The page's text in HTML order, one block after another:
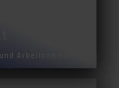
Arbeitnehmer